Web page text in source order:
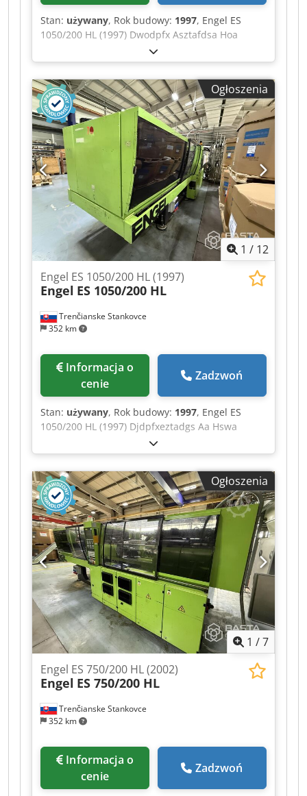
Stan: używany, Rok budowy: 1997, Engel ES
1050/200 HL (1997) Dwodpfx Asztafdsa Hoa
Ogłoszenia
1 / 12
Trenčianske Stankovce
352 km
Engel ES 1050/200 HL (1997)
Engel ES 1050/200 HL
cenie
Zadzwoń
Stan: używany, Rok budowy: 1997, Engel ES
1050/200 HL (1997) Djdpfxeztadgs Aa Hswa
Ogłoszenia
1 /7
Trenčianske Stankovce
352 km
Engel ES 750/200 HL (2002)
Engel ES 750/200 HL
cenie
Zadzwoń